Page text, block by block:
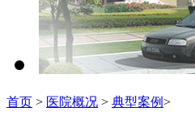
首页 > 医院概况 > 典型案例>